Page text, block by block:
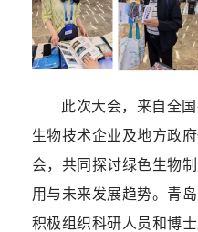
此次大会，来自全
生物技术企业及地方政
会，共同探讨绿色生物
用与未来发展趋势。青
积极组织科研人员和博